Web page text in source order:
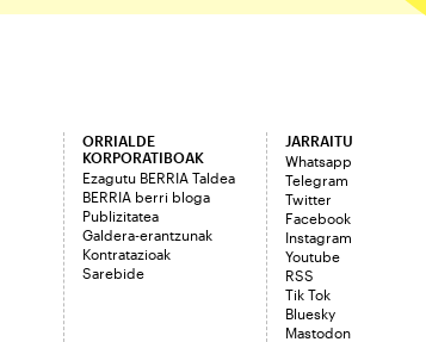
ORRIALDE
KORPORATIBOAK
Ezagutu BERRIA Taldea
BERRIA berri bloga
Publizitatea
Galdera-erantzunak
Kontratazioak
Sarebide
JARRAITU
Whatsapp
Telegram
Twitter
Facebook
Instagram
Youtube
RSS
Tik Tok
Bluesky
Mastodon